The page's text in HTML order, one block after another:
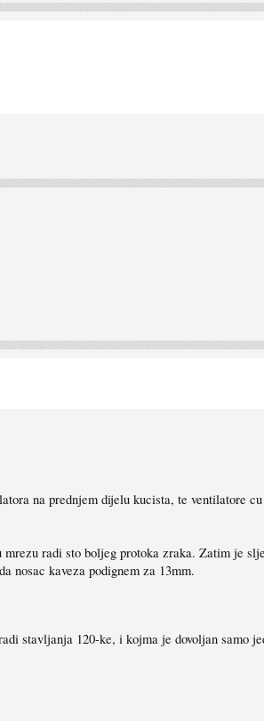
na prednjem dijelu kucista, te ventilatore
radi sto boljeg protoka zraka. Zatim je
nosac kaveza podignem za 13mm.
stavljanja 120-ke, i kojma je dovoljan samo